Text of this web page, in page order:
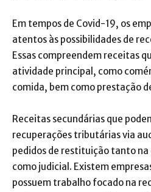
Em tempos de Covid-19, os
atentos às possibilidades de
Essas compreendem receitas
atividade principal, como
comida, bem como prestação
Receitas secundárias que
recuperações tributárias via
pedidos de restituição tanto
como judicial. Existem
possuem trabalho focado na